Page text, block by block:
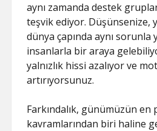
aynı zamanda destek
teşvik ediyor. Düşünsenize,
dünya çapında aynı sorunla
insanlarla bir araya
yalnızlık hissi azalıyor ve
artırıyorsunuz.
Farkındalık, günümüzün en
kavramlarından biri haline